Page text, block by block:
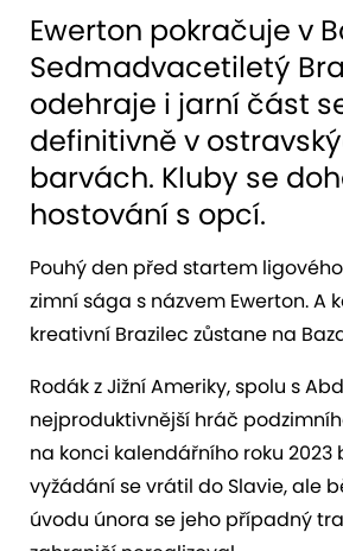
Ewerton pokračuje v
Sedmadvacetiletý
odehraje i jarní část
definitivně v
barvách. Kluby se
hostování s opcí.
Pouhý den před startem
zimní sága s názvem Ewerton. A
kreativní Brazilec zůstane na
Rodák z Jižní Ameriky, spolu s
nejproduktivnější hráč
na konci kalendářního roku 2023
vyžádání se vrátil do Slavie, ale
úvodu února se jeho případný